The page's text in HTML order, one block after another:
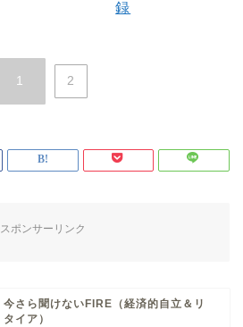
録
1 2
スポンサーリンク
今さら聞けないFIRE（経済的自立＆リ
タイア）